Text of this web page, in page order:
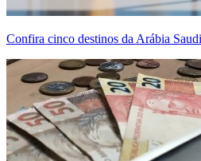
Confira cinco destinos da Arábia